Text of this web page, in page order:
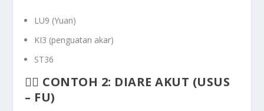
LU9 (Yuan)
KI3 (penguatan akar)
ST36
🧑‍⚕️ CONTOH 2: DIARE AKUT (USUS
– FU)